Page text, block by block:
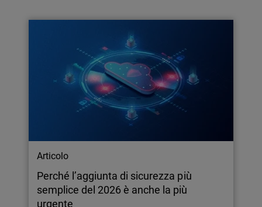
Articolo
Perché l’aggiunta di sicurezza più
semplice del 2026 è anche la più
urgente